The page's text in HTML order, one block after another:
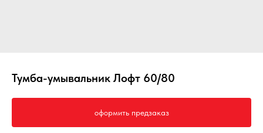
Тумба-умывальник Лофт 60/80
оформить предзаказ